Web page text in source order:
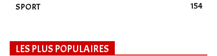
SPORT
154
LES PLUS POPULAIRES